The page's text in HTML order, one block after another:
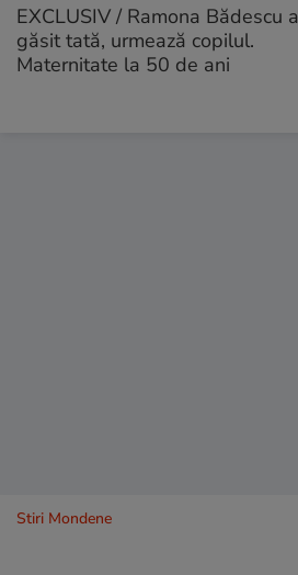
EXCLUSIV / Ramona Bădescu a
găsit tată, urmează copilul.
Maternitate la 50 de ani
Stiri Mondene